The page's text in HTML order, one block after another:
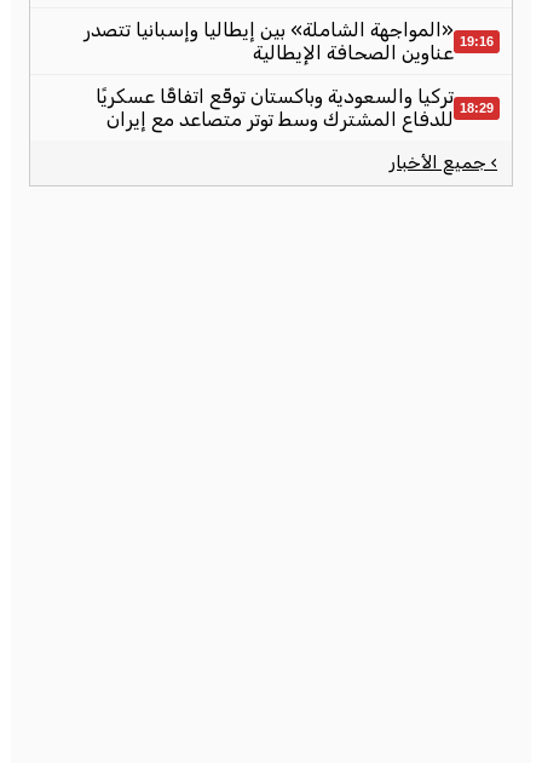
19:16 «المواجهة الشاملة» بين إيطاليا وإسبانيا تتصدر
عناوين الصحافة الإيطالية
18:29 تركيا والسعودية وباكستان توقّع اتفاقًا عسكريًا
للدفاع المشترك وسط توتر متصاعد مع إيران
› جميع الأخبار